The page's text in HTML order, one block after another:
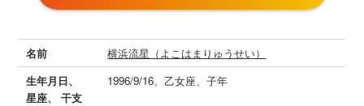
名前
横浜流星（よこはまりゅうせい）
生年月日、
星座、 干支
1996/9/16、乙女座、子年